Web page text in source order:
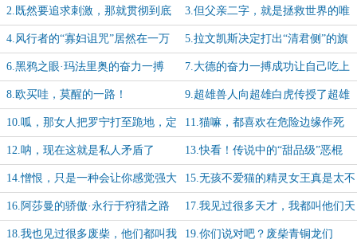
日【18/100】 废了【19/100】
2.既然要追求刺激，那就贯彻到底
咯【20/100】
3.但父亲二字，就是拯救世界的唯
一理由啊！【21/100】
4.风行者的“寡妇诅咒”居然在一万
年就有了？【22/100】
5.拉文凯斯决定打出“清君侧”的旗
号，起兵上洛【23/100】
6.黑鸦之眼·玛法里奥的奋力一搏
【24/100】
7.大德的奋力一搏成功让自己吃上
了大碗牢饭【25/100】
8.欧买哇，莫醒的一路！
【26/100】
9.超雄兽人向超雄白虎传授了超雄
技巧，超雄值+1【27/100】
10.呱，那女人把罗宁打至跪地，定
是要把他当X奴隶啊【28/100】
11.猫嘛，都喜欢在危险边缘作死
【29/100】
12.呐，现在这就是私人矛盾了
【30/100】
13.快看！传说中的“甜品级”恶棍
【31/100】
14.憎恨，只是一种会让你感觉强大
的错觉【32/100】
15.无孩不爱猫的精灵女王真是太不
可爱了【33/100】
16.阿莎曼的骄傲·永行于狩猎之路
【34/100】
17.我见过很多天才，我都叫他们天
才【35/100】
18.我也见过很多废柴，他们都叫我 19.你们说对吧？废柴青铜龙们